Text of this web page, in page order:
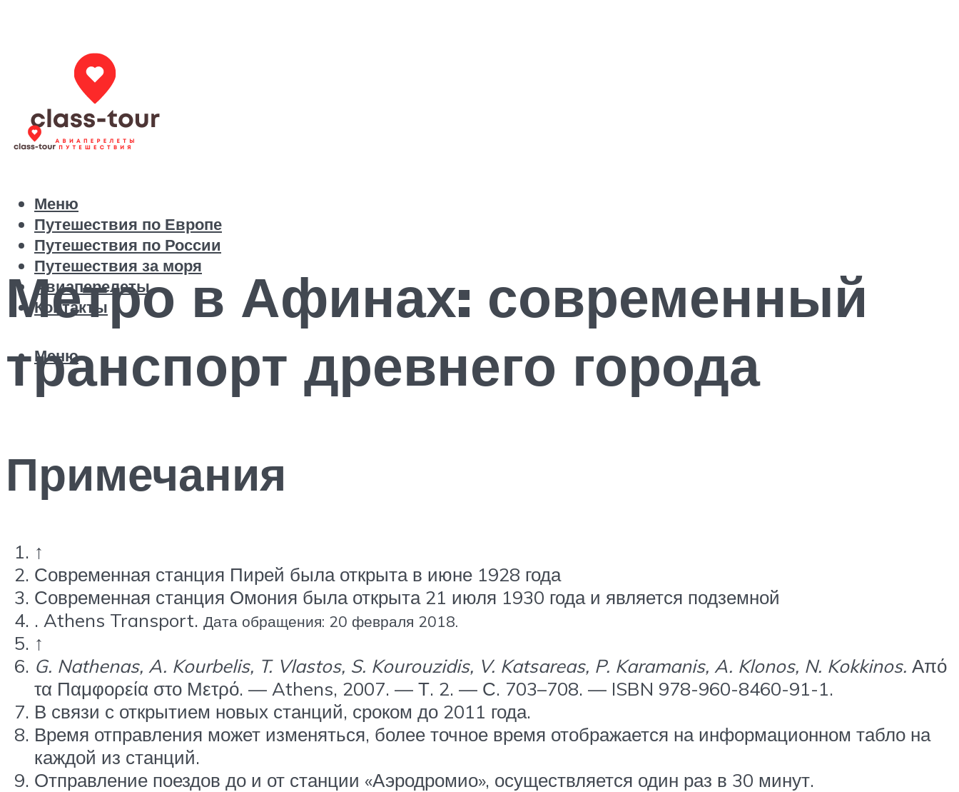
Путешествия по Европе
Путешествия по России
Путешествия за моря
Авиаперелеты
Контакты
Меню
Меню
Метро в Афинах: современный
транспорт древнего города
Примечания
↑
Современная станция Пирей была открыта в июне 1928 года
Современная станция Омония была открыта 21 июля 1930 года и является подземной
. Athens Transport. Дата обращения: 20 февраля 2018.
↑
G. Nathenas, A. Kourbelis, T. Vlastos, S. Kourouzidis, V. Katsareas, P. Karamanis, A. Klonos, N. Kokkinos. Από
τα Παμφορεία στο Μετρό. — Athens, 2007. — Т. 2. — С. 703–708. — ISBN 978-960-8460-91-1.
В связи с открытием новых станций, сроком до 2011 года.
Время отправления может изменяться, более точное время отображается на информационном табло на
каждой из станций.
Отправление поездов до и от станции «Аэродромио», осуществляется один раз в 30 минут.